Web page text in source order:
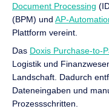
Document Processing
(BPM) und AP-
Plattform vereint.
Das Doxis Purchase-to-
Logistik und
Landschaft. Dadurch
Dateneingaben und
Prozessschritten.